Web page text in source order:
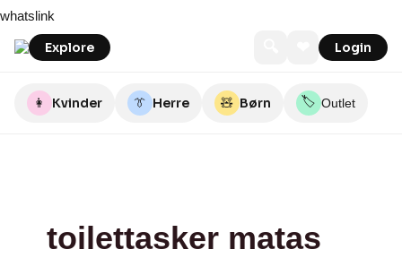
to
content
whatslink
Explore Login
👩 Kvinder 👔 Herre 🧸 Børn 🏷️ Outlet
toilettasker matas